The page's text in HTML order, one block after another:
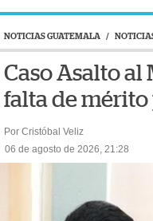
NOTICIAS GUATEMALA /
Caso Asalto al
falta de mérito
Por Cristóbal Veliz
06 de agosto de 2026, 21:28